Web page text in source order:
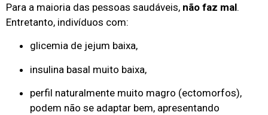
Para a maioria das pessoas saudáveis, não faz mal.
Entretanto, indivíduos com:
glicemia de jejum baixa,
insulina basal muito baixa,
perfil naturalmente muito magro (ectomorfos),
podem não se adaptar bem, apresentando